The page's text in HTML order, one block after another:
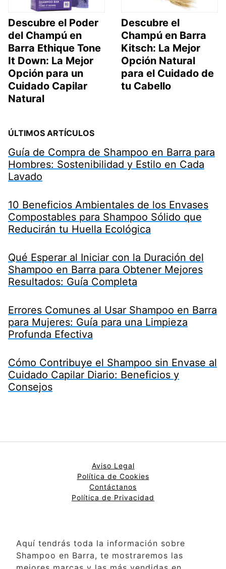
Descubre el Poder
del Champú en
Barra Ethique Tone
It Down: La Mejor
Opción para un
Cuidado Capilar
Natural
Descubre el
Champú en Barra
Kitsch: La Mejor
Opción Natural
para el Cuidado de
tu Cabello
ÚLTIMOS ARTÍCULOS
Guía de Compra de Shampoo en Barra para
Hombres: Sostenibilidad y Estilo en Cada
Lavado
10 Beneficios Ambientales de los Envases
Compostables para Shampoo Sólido que
Reducirán tu Huella Ecológica
Qué Esperar al Iniciar con la Duración del
Shampoo en Barra para Obtener Mejores
Resultados: Guía Completa
Errores Comunes al Usar Shampoo en Barra
para Mujeres: Guía para una Limpieza
Profunda Efectiva
Cómo Contribuye el Shampoo sin Envase al
Cuidado Capilar Diario: Beneficios y
Consejos
Aviso Legal
Política de Cookies
Contáctanos
Política de Privacidad
Aquí tendrás toda la información sobre
Shampoo en Barra, te mostraremos las